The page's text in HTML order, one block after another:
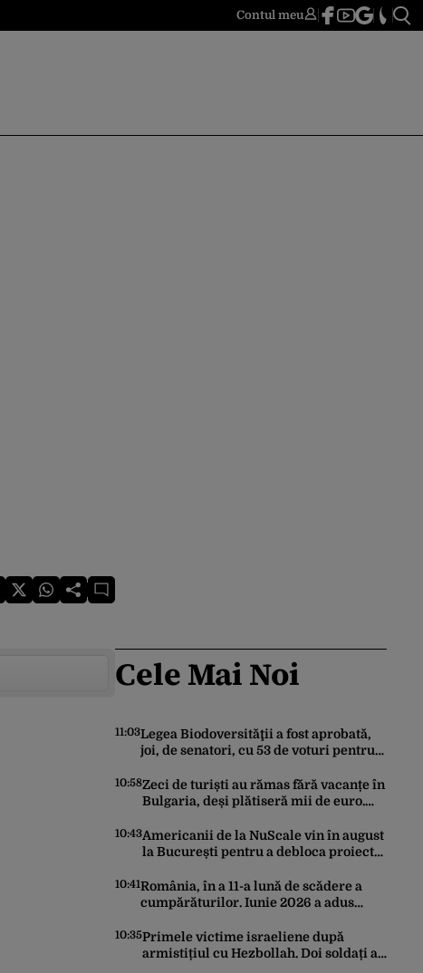
Contul meu
Cele Mai Noi
11:03Legea Biodoversităţii a fost aprobată,
joi, de senatori, cu 53 de voturi pentru
10:58Zeci de turiști au rămas fără vacanțe în
Bulgaria, deși plătiseră mii de euro.
pe o zi pe alta
10:43Americanii de la NuScale vin în august
la București pentru a debloca proiectul
10:41România, în a 11-a lună de scădere a
cumpărăturilor. Iunie 2026 a adus
INS
10:35Primele victime israeliene după
armistițiul cu Hezbollah. Doi soldați au